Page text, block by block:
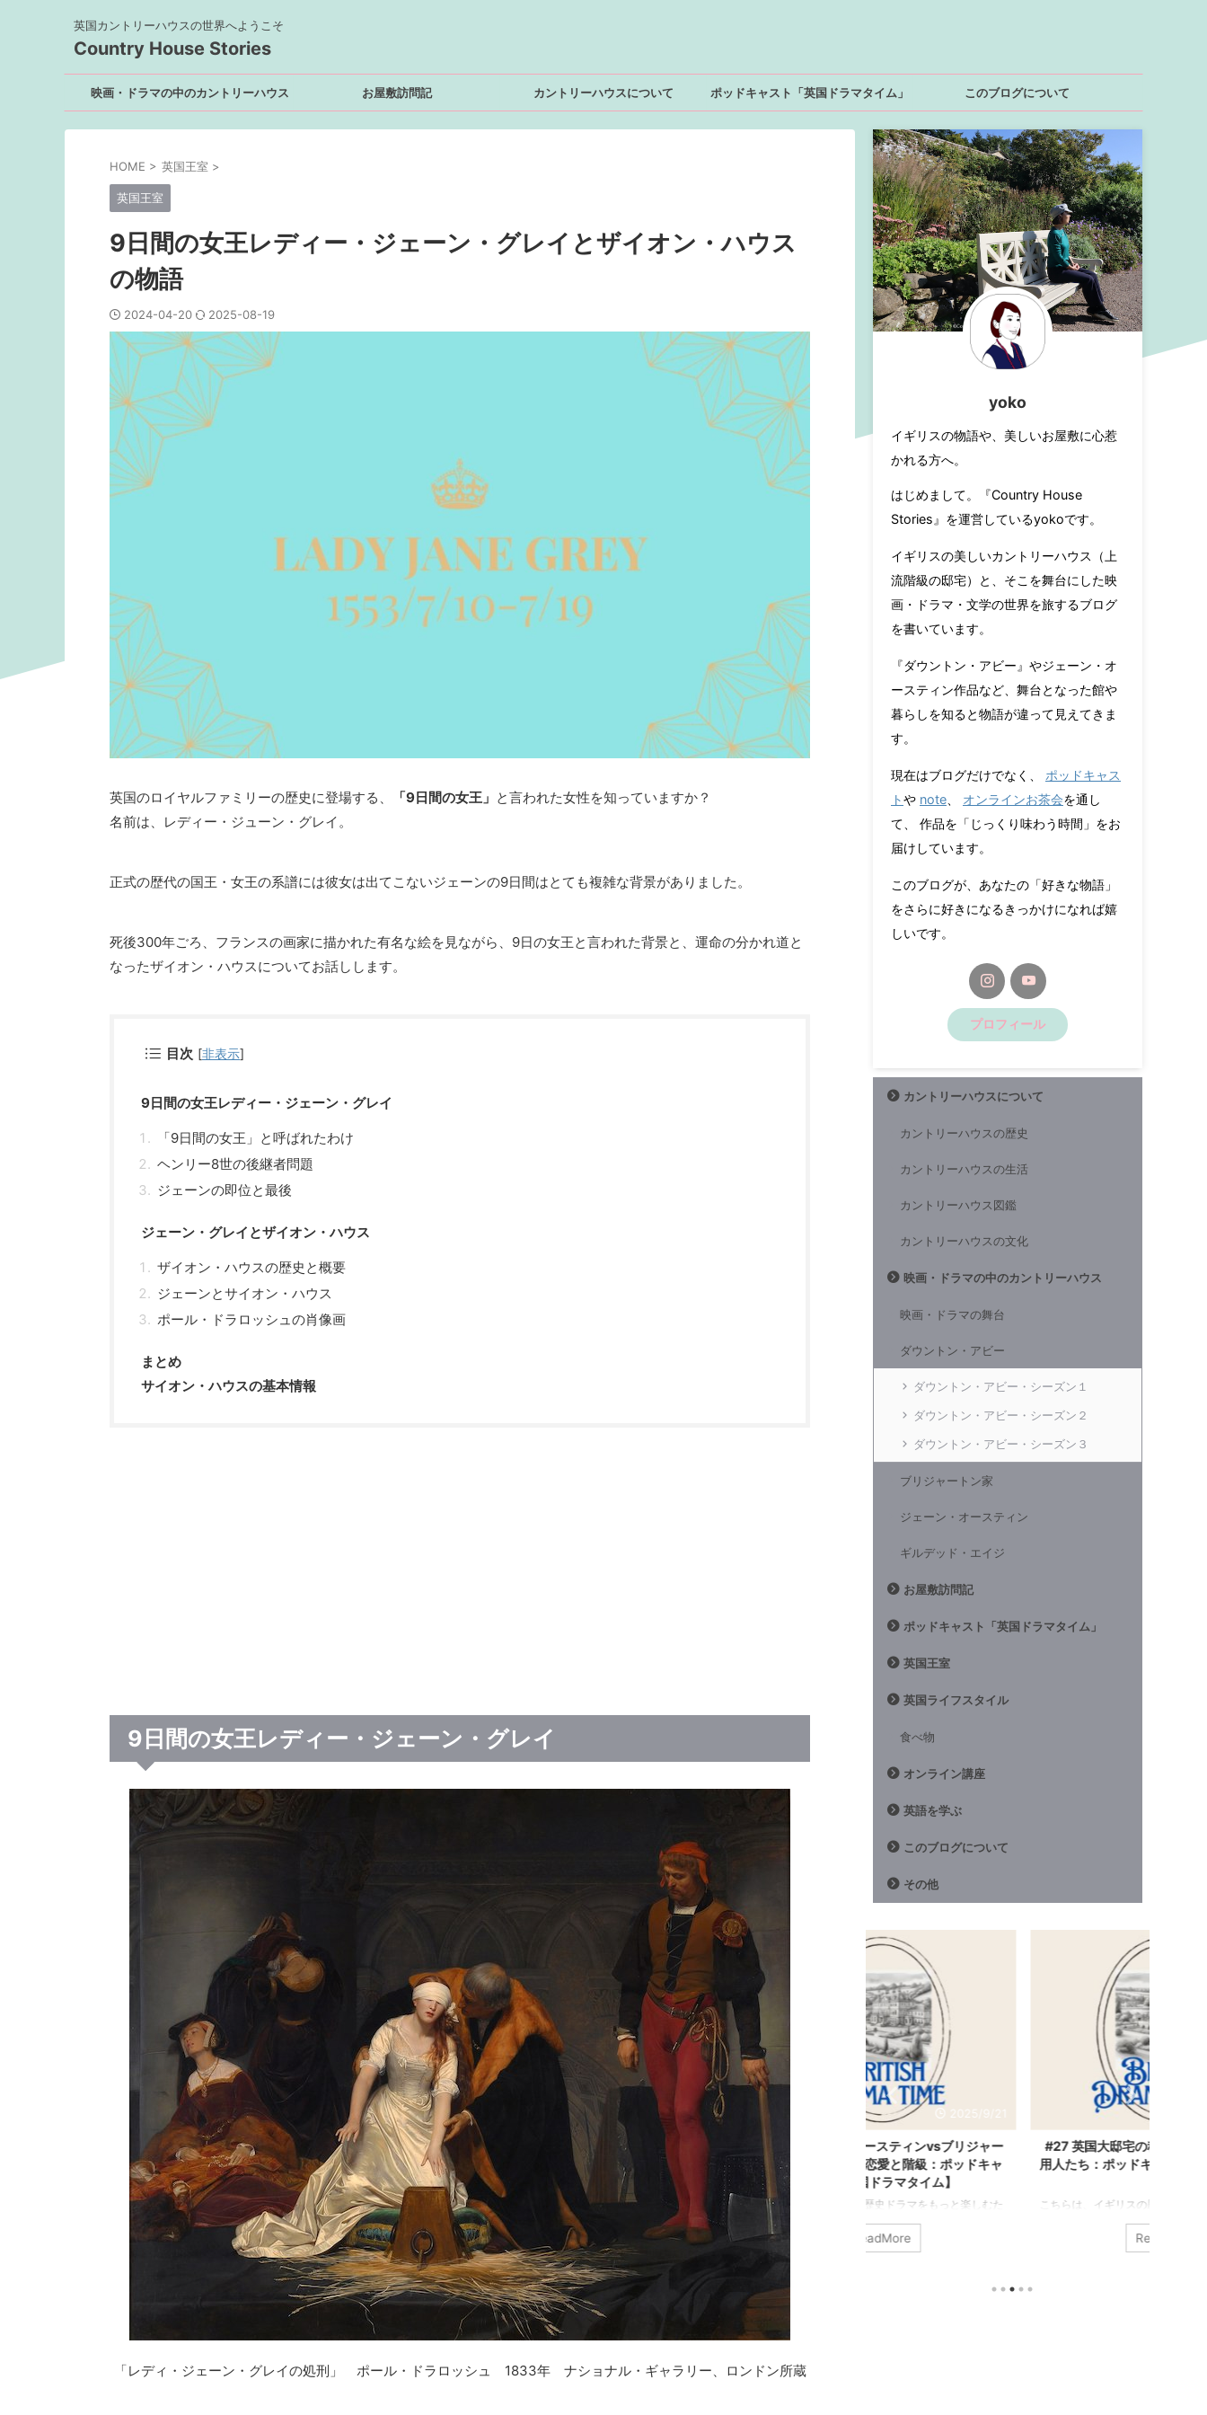
英国カントリーハウスの世界へようこそ
Country House Stories
映画・ドラマの中のカントリーハウス お屋敷訪問記 カントリーハウスについて ポッドキャスト「英国ドラマタイム」 このブログについて
HOME > 英国王室 >
英国王室
9日間の女王レディー・ジェーン・グレイとザイオン・ハウス
の物語
2024-04-20 2025-08-19
英国のロイヤルファミリーの歴史に登場する、 「9日間の女王」 と言われた女性を知っていますか？
名前は、レディー・ジューン・グレイ。
正式の歴代の国王・女王の系譜には彼女は出てこないジェーンの9日間はとても複雑な背景がありました。
死後300年ごろ、フランスの画家に描かれた有名な絵を見ながら、9日の女王と言われた背景と、運命の分かれ道と
なったザイオン・ハウスについてお話しします。
目次 [非表示]
9日間の女王レディー・ジェーン・グレイ
「9日間の女王」と呼ばれたわけ
ヘンリー8世の後継者問題
ジェーンの即位と最後
ジェーン・グレイとザイオン・ハウス
ザイオン・ハウスの歴史と概要
ジェーンとサイオン・ハウス
ポール・ドラロッシュの肖像画
まとめ
サイオン・ハウスの基本情報
9日間の女王レディー・ジェーン・グレイ
「レディ・ジェーン・グレイの処刑」 ポール・ドラロッシュ 1833年 ナショナル・ギャラリー、ロンドン所蔵
yoko
イギリスの物語や、美しいお屋敷に心惹
かれる方へ。
はじめまして。『Country House
Stories』を運営しているyokoです。
イギリスの美しいカントリーハウス（上
流階級の邸宅）と、そこを舞台にした映
画・ドラマ・文学の世界を旅するブログ
を書いています。
『ダウントン・アビー』やジェーン・オ
ースティン作品など、舞台となった館や
暮らしを知ると物語が違って見えてきま
す。
現在はブログだけでなく、 ポッドキャス
トや note オンラインお茶会を通し
て、 作品を「じっくり味わう時間」をお
届けしています。
このブログが、あなたの「好きな物語」
をさらに好きになるきっかけになれば嬉
しいです。
プロフィール
カントリーハウスについて
カントリーハウスの歴史
カントリーハウスの生活
カントリーハウス図鑑
カントリーハウスの文化
映画・ドラマの中のカントリーハウス
映画・ドラマの舞台
ダウントン・アビー
ダウントン・アビー・シーズン１
ダウントン・アビー・シーズン２
ダウントン・アビー・シーズン３
ブリジャートン家
ジェーン・オースティン
ギルデッド・エイジ
お屋敷訪問記
ポッドキャスト「英国ドラマタイム」
英国王室
英国ライフスタイル
食べ物
オンライン講座
英語を学ぶ
このブログについて
その他
2025/9/13
#25 時代で選ぶ映画とドラマ：17世紀スチ
ュアート朝時代のおすすめの作品：ポッドキ
ャスト「英国ドラマタイム」
こちらは、イギリスの歴史ドラマをもっと楽しむた
「英国ドラマタイム」の書き
起こし記事です。 番組では、おすすめのドラマや映
画の紹介、感想、ロケ地や時代背景など、さまざま
な視点でお届けしています。 今回のテーマは時代で
ジョージ 王の暗殺者」 この時代についてものすご
ReadMore
『ブリジャートン家』 シーズン4完全ガイ
ド！あらすじ&見どころ【Netflix】
プロモーションを含んでいます Netflixドラマ『ブリ
ジャートン家』は、19世紀初めのロンドン社交界
で、その名を知られるブリジャートン子爵家の8人
きょうだいが、それぞれの愛と幸せを追い求める姿
を描く大ヒットドラマ。原作はジュリア・クインの
ベストセラー・ヒストリー・ロマンス小説。 Netflix
最高視聴者数ドラマとも言われています。 ドラマ・
シーズン1 は、ブリジャートン子爵家長女（4番目の
子）ダフネと、ヘイスティング公爵サイモンの物語
And I」（日 ...
ReadMore
#28 ジェーン・オースティンvsブリジャー
トン家：18世紀の恋愛と階級：ポッドキャ
スト【英国ドラマタイム】
こちらは、イギリスの歴史ドラマをもっと楽しむた
めのポッドキャスト「英国ドラマタイム」の書き起
こし記事です。 番組では、おすすめのドラマや映画
の紹介、感想、ロケ地や時代背景など、さまざまな
視点でお届けしています。 今日は、時代で選ぶ映画
とドラマ：18世紀ジョージアン時代です。 この時代
を舞台にした、イギリスの作家ジェーン・オーステ
介します。 ジェーン・オースティンの作品は「自分
ReadMore
2025/9/21
#27 英国大邸宅の秘密：ベルで呼ばれる使
用人たち：ポッドキャスト【英国ドラマタイ
こちらは、イギリスの歴史ドラマをもっと楽しむた
めのポッドキャスト「英国ドラマタイム」の書き起
こし記事です。 番組では、おすすめのドラマや映画
敷ドラマによく登場する、使用人を呼びつけるベル